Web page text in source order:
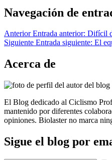
Navegación de
Anterior Entrada anterior: Difícil
Siguiente Entrada siguiente: El
Acerca de
El Blog dedicado al Ciclismo
mantenido por diferentes
opiniones. Biolaster no marca
Sigue el blog por